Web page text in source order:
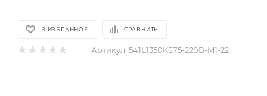
В ИЗБРАННОЕ СРАВНИТЬ
Артикул: 541L1350KS75-220B-M1-22